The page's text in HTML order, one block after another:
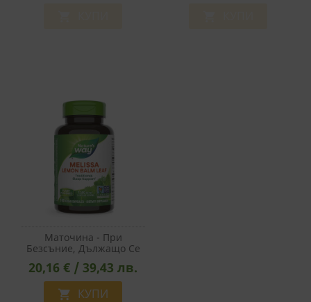
Маточина - При
Безсъние, Дължащо Се
На Стрес, 500 Mg Х 100
Капсули
20,16 € / 39,43 лв.
 КУПИ